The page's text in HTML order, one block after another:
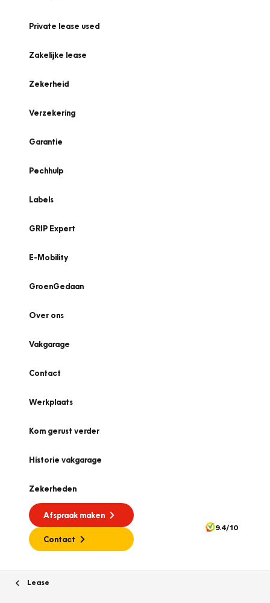
Private lease used
Zakelijke lease
Zekerheid
Verzekering
Garantie
Pechhulp
Labels
GRIP Expert
E-Mobility
GroenGedaan
Over ons
Vakgarage
Contact
Werkplaats
Kom gerust verder
Historie vakgarage
Zekerheden
Afspraak maken
Contact
9.4/10
Lease